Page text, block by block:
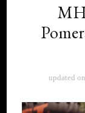
updated on